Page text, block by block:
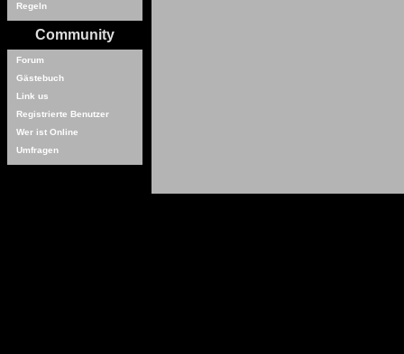
Regeln
Community
Forum
Gästebuch
Link us
Registrierte Benutzer
Wer ist Online
Umfragen